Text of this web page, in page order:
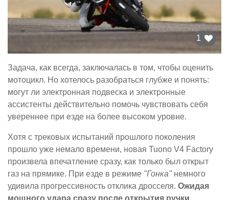
1
Задача, как всегда, заключалась в том, чтобы оценить
мотоцикл. Но хотелось разобраться глубже и понять:
могут ли электронная подвеска и электронные
ассистенты действительно помочь чувствовать себя
увереннее при езде на более высоком уровне.
Хотя с трековых испытаний прошлого поколения
прошло уже немало времени, новая Tuono V4 Factory
произвела впечатление сразу, как только был открыт
газ на прямике. При езде в режиме "Гонка" немного
удивила прогрессивность отклика дросселя. Ожидая